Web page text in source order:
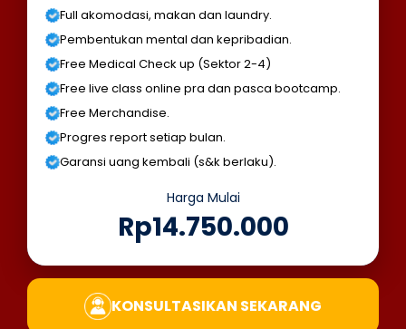
Full akomodasi, makan dan laundry.
Pembentukan mental dan kepribadian.
Free Medical Check up (Sektor 2-4)
Free live class online pra dan pasca bootcamp.
Free Merchandise.
Progres report setiap bulan.
Garansi uang kembali (s&k berlaku).
Harga Mulai
Rp14.750.000
KONSULTASIKAN SEKARANG